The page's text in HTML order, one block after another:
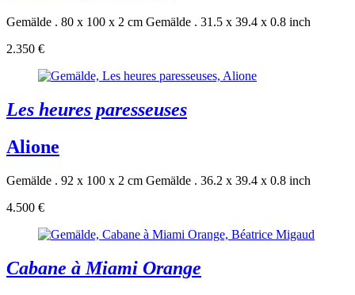
Gemälde . 80 x 100 x 2 cm Gemälde . 31.5 x 39.4 x 0.8 inch
2.350 €
Les heures paresseuses
Alione
Gemälde . 92 x 100 x 2 cm Gemälde . 36.2 x 39.4 x 0.8 inch
4.500 €
Cabane à Miami Orange